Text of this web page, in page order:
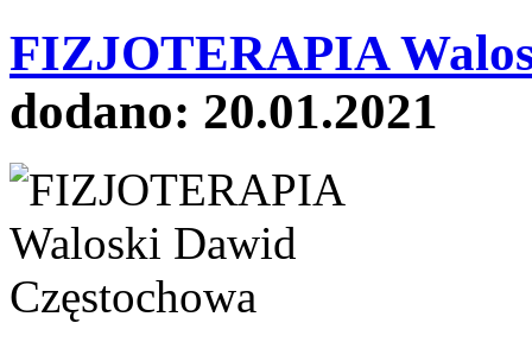
FIZJOTERAPIA
dodano: 20.01.2021